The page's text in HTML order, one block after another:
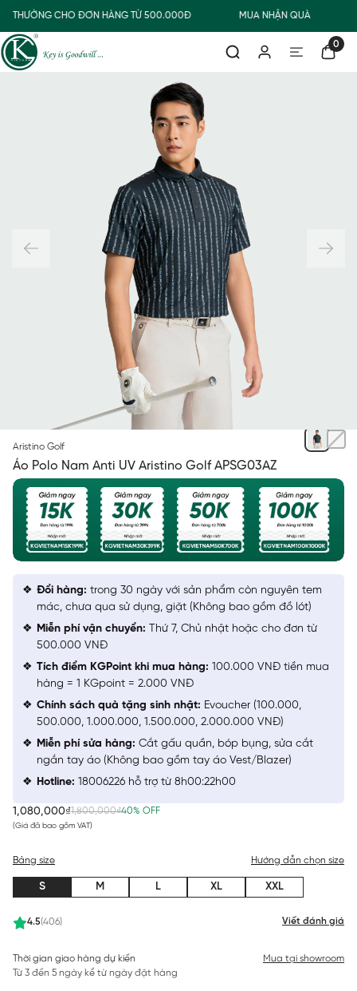
THƯỜNG CHO ĐƠN HÀNG TỪ 500.000Đ MUA NHẬN QUÀ
0
Aristino Golf
Áo Polo Nam Anti UV Aristino Golf APSG03AZ
1,080,000₫1,800,000₫40% OFF
(Giá đã bao gồm VAT)
4.5(406) Viết đánh giá
Bảng size Hướng dẫn chọn size
S M L XL XXL
Thời gian giao hàng dự kiến
Từ 3 đến 5 ngày kể từ ngày đặt hàng
Mua tại showroom
Đổi hàng: trong 30 ngày với sản phẩm còn nguyên tem
mác, chưa qua sử dụng, giặt (Không bao gồm đồ lót)
Miễn phí vận chuyển: Thứ 7, Chủ nhật hoặc cho đơn từ
500.000 VNĐ
Tích điểm KGPoint khi mua hàng: 100.000 VNĐ tiền mua
hàng = 1 KGpoint = 2.000 VNĐ
Chính sách quà tặng sinh nhật: Evoucher (100.000,
500.000, 1.000.000, 1.500.000, 2.000.000 VNĐ)
Miễn phí sửa hàng: Cắt gấu quần, bóp bụng, sửa cắt
ngắn tay áo (Không bao gồm tay áo Vest/Blazer)
Hotline: 18006226 hỗ trợ từ 8h00:22h00